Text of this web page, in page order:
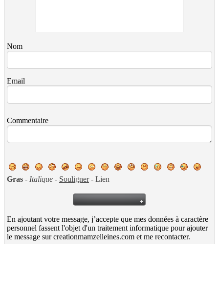
Nom
Email
Commentaire
Gras - Italique - Souligner- Lien
En ajoutant votre message, j’accepte que mes données à caractère
personnel fassent l'objet d'un traitement informatique pour ajouter
le message sur creationmamzelleines.com et me recontacter.